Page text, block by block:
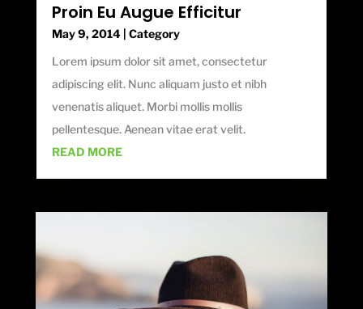
Proin Eu Augue Efficitur
May 9, 2014| Category
Lorem ipsum dolor sit amet, consectetur
adipiscing elit. Nunc aliquam justo et nibh
venenatis aliquet. Morbi mollis mollis
pellentesque. Aenean vitae erat velit.
READ MORE